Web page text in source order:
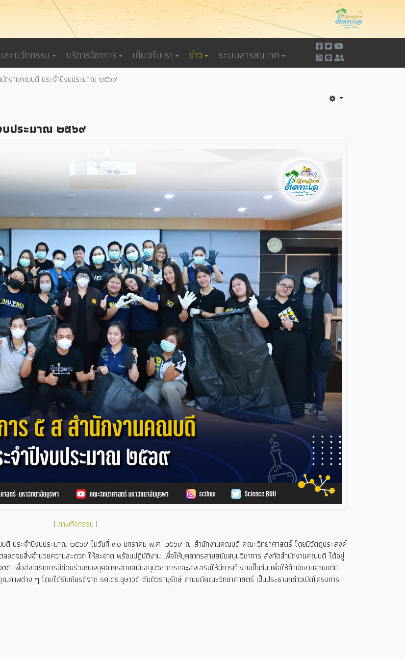
ละนวัตกรรม บริการวิชาการ เกี่ยวกับเรา ข่าว ระบบสารสนเทศ
กงานคณบดี ประจำปีงบประมาณ ๒๕๖๙
บประมาณ ๒๕๖๙
[ ภาพกิจกรรม ]
ประจำปีงบประมาณ ๒๕๖๙ ในวันที่ ๓๐ มกราคม พ.ศ. ๒๕๖๙ ณ สำนักงานคณบดี คณะวิทยาศาสตร์ โดยมีวัตถุประสงค์
อดจนสิ่งอำนวยความสะดวก ให้สะอาด พร้อมปฏิบัติงาน เพื่อให้บุคลากรสายสนับสนุนวิชาการ สังกัดสำนักงานคณบดี ได้อยู่
พื่อส่งเสริมการมีส่วนร่วมของบุคลากรสายสนับสนุนวิชาการและส่งเสริมให้มีการทำงานเป็นทีม เพื่อให้สำนักงานคณบดีมี
าพต่าง ๆ โดยได้รับเกียรติจาก รศ.ดร.อุษาวดี ตันติวรานุรักษ์ คณบดีคณะวิทยาศาสตร์ เป็นประธานกล่าวเปิดโครงการ